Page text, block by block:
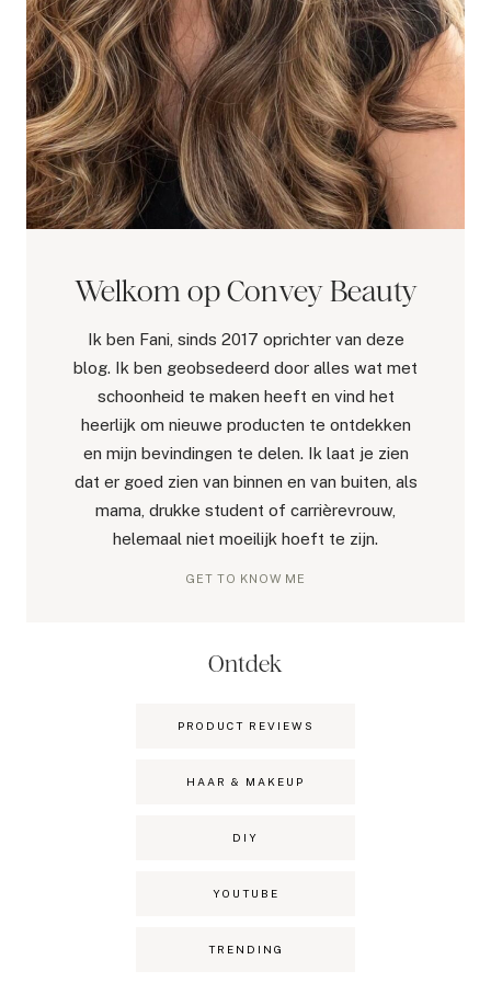
Welkom op Convey Beauty
Ik ben Fani, sinds 2017 oprichter van deze
blog. Ik ben geobsedeerd door alles wat met
schoonheid te maken heeft en vind het
heerlijk om nieuwe producten te ontdekken
en mijn bevindingen te delen. Ik laat je zien
dat er goed zien van binnen en van buiten, als
mama, drukke student of carrièrevrouw,
helemaal niet moeilijk hoeft te zijn.
GET TO KNOW ME
Ontdek
PRODUCT REVIEWS
HAAR & MAKEUP
DIY
YOUTUBE
TRENDING